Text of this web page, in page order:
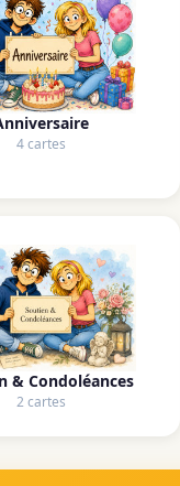
4 cartes
& Condoléances
2 cartes